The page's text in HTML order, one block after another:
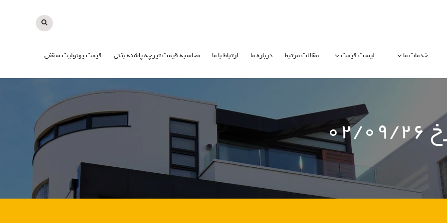
خدمات ما لیست قیمت مقالات مرتبط درباره ما ارتباط با ما محاسبه قیمت تیرچه پاشنه بتنی قیمت یونولیت سقفی